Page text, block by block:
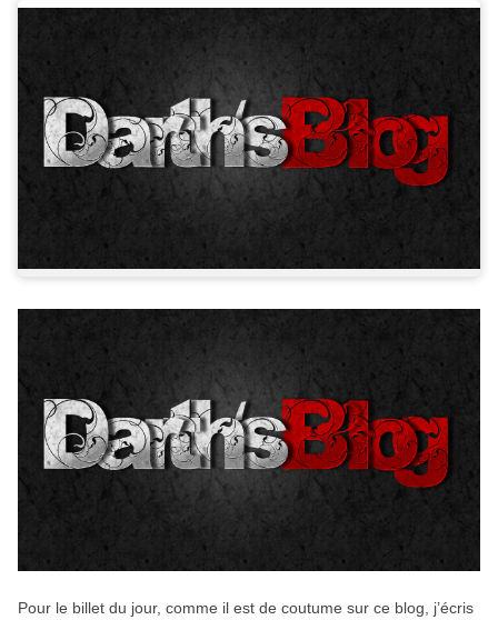
Pour le billet du jour, comme il est de coutume sur ce blog, j’écris